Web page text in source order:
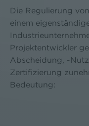
Die Regulierung
einem
Projektentwickler
Abscheidung, -
Zertifizierung
Bedeutung: